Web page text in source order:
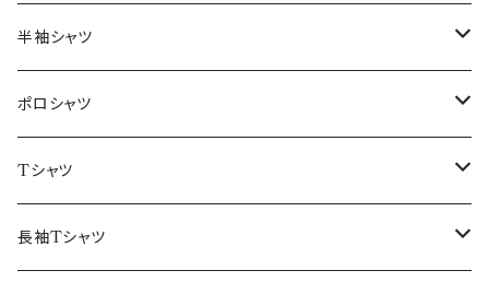
46/M
48/L
50/XL～
～44/S
46/M
48/L
50/XL～
半袖シャツ
～44/S
46/M
48/L
ポロシャツ
～44/S
46/M
Tシャツ
～44/S
長袖Tシャツ